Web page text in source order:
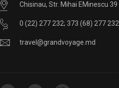
Chisinau, Str. Mihai EMinescu 39
0 (22) 277 232; 373 (68) 277 232
travel@grandvoyage.md